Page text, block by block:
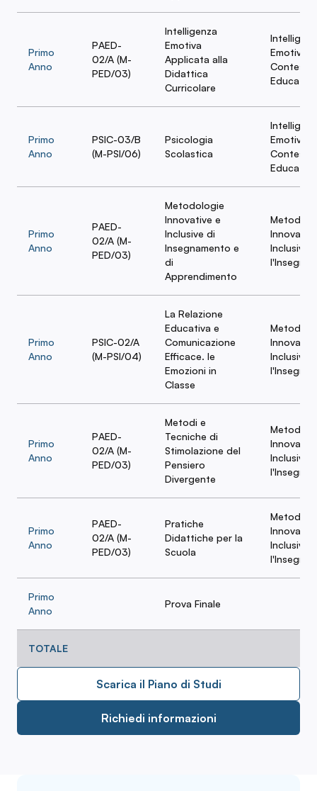
Primo
Anno
PAED-
02/A (M-
PED/03)
Intelligenza
Emotiva
Applicata alla
Didattica
Curricolare
Emotiva
Contesti
Educativi
Primo
Anno
PSIC-03/B
(M-PSI/06)
Psicologia
Scolastica
Emotiva
Contesti
Educativi
Primo
Anno
PAED-
02/A (M-
PED/03)
Metodologie
Innovative e
Inclusive di
Insegnamento e
di
Apprendimento
Inclusive
Primo
Anno
PSIC-02/A
(M-PSI/04)
La Relazione
Educativa e
Comunicazione
Efficace. le
Emozioni in
Classe
Inclusive
Primo
Anno
PAED-
02/A (M-
PED/03)
Metodi e
Tecniche di
Stimolazione del
Pensiero
Divergente
Inclusive
Primo
Anno
PAED-
02/A (M-
PED/03)
Pratiche
Didattiche per la
Scuola
Inclusive
Primo
Anno
Prova Finale
TOTALE
Scarica il Piano di Studi
Richiedi informazioni